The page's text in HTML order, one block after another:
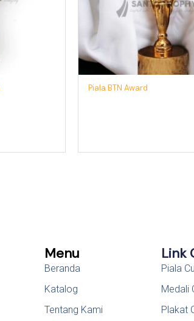
Piala BTN Award
Menu
Beranda
Katalog
Tentang Kami
Link
Piala
Medali
Plakat